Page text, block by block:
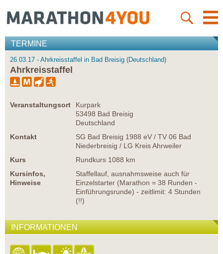
TERMINE
26.03.17 - Ahrkreisstaffel in Bad Breisig (Deutschland)
Ahrkreisstaffel
Veranstaltungsort
Kurpark
53498 Bad Breisig
Deutschland
Kontakt
SG Bad Breisig 1988 eV / TV 06 Bad
Niederbreisig / LG Kreis Ahrweiler
Kurs
Rundkurs 1088 km
Kursinfos,
Hinweise
Staffellauf, ausnahmsweise auch für
Einzelstarter (Marathon = 38 Runden -
Einführungsrunde) - zeitlimit: 4 Stunden
(!!)
INFORMATIONEN